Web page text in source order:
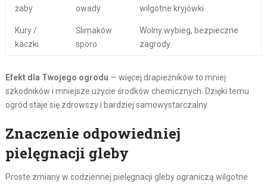
żaby
owady
wilgotne kryjówki
Kury /
kaczki
Ślimaków
sporo
Wolny wybieg, bezpieczne
zagrody
Efekt dla Twojego ogrodu — więcej drapieżników to mniej
szkodników i mniejsze użycie środków chemicznych. Dzięki temu
ogród staje się zdrowszy i bardziej samowystarczalny.
Znaczenie odpowiedniej
pielęgnacji gleby
Proste zmiany w codziennej pielęgnacji gleby ograniczą wilgotne